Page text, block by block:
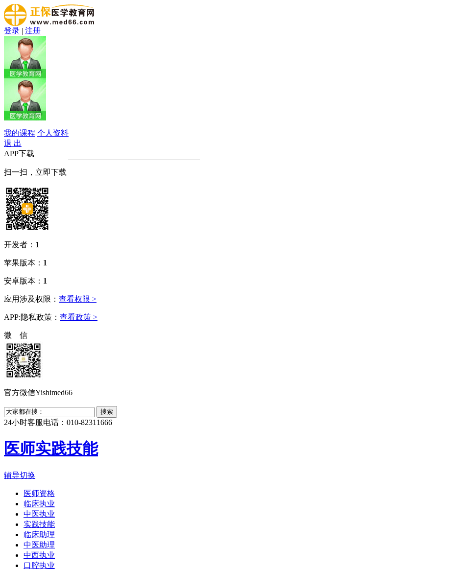
登录 | 注册
我的课程 个人资料
退 出
APP下载
扫一扫，立即下载
开发者： 1
苹果版本： 1
安卓版本： 1
应用涉及权限： 查看权限 >
APP:隐私政策： 查看政策 >
微 信
官方微信Yishimed66
24小时客服电话：010-82311666
医师实践技能
辅导切换
医师资格
临床执业
中医执业
实践技能
临床助理
中医助理
中西执业
口腔执业